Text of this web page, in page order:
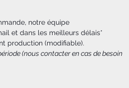
notre équipe
et dans les meilleurs délais*
production (modifiable).
(nous contacter en cas de besoin